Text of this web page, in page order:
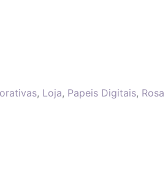
, Loja, Papeis Digitais, Rosa